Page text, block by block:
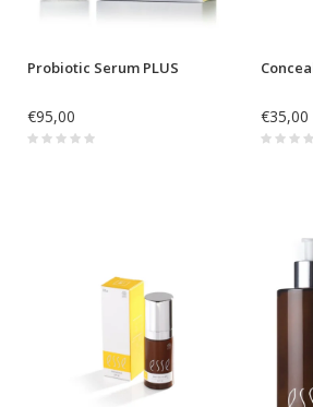
Probiotic Serum PLUS
€95,00 €35,00